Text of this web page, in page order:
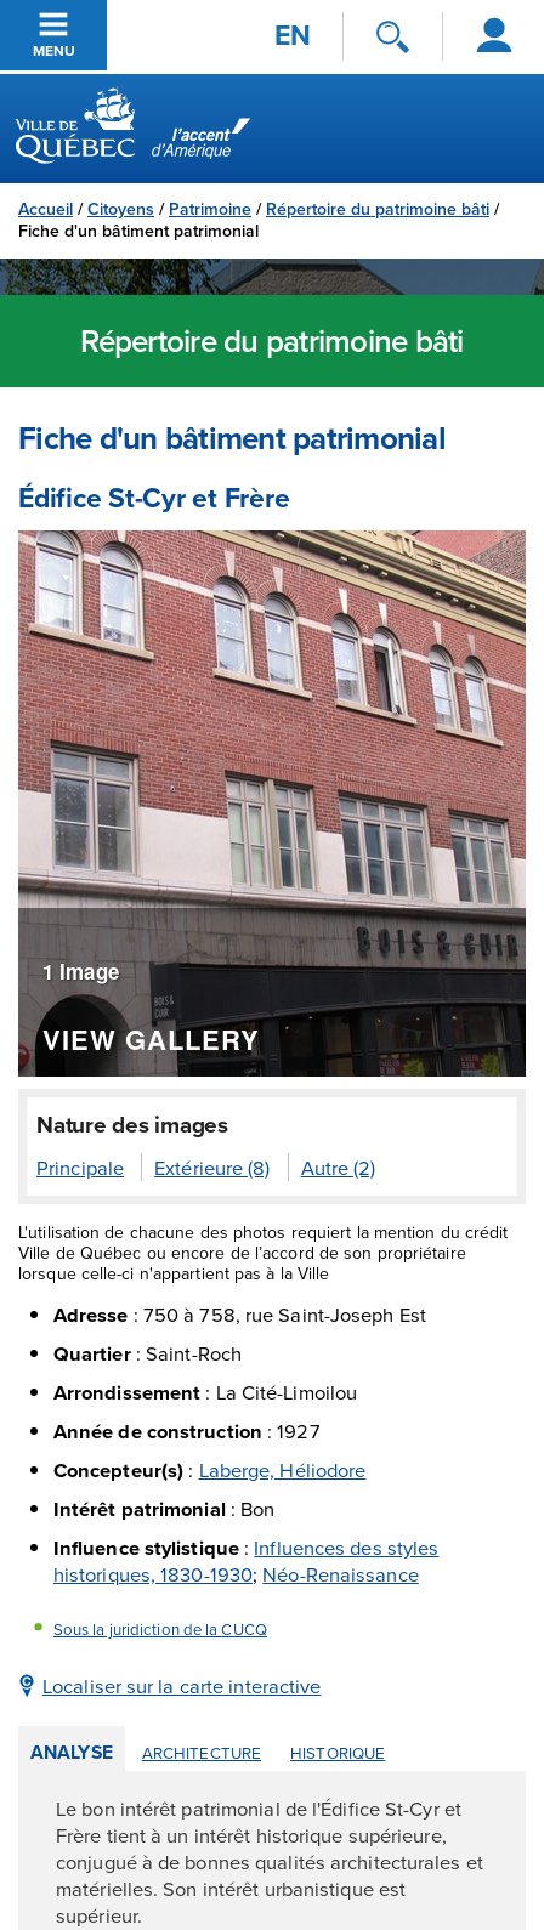
Passer au contenu principal
MENU EN
Se
connecter
Ville de Québec
Accueil /Citoyens / Patrimoine / Répertoire du patrimoine bâti /
Fiche d'un bâtiment patrimonial
Répertoire du patrimoine bâti
Fiche d'un bâtiment patrimonial
Édifice St-Cyr et Frère
1 Image
VIEW GALLERY
Nature des images
Principale Extérieure (8) Autre (2)
L'utilisation de chacune des photos requiert la mention du crédit
Ville de Québec ou encore de l’accord de son propriétaire
lorsque celle-ci n'appartient pas à la Ville
Adresse : 750 à 758, rue Saint-Joseph Est
Quartier: Saint-Roch
Arrondissement : La Cité-Limoilou
Année de construction :1927
Concepteur(s) : Laberge, Héliodore
Intérêt patrimonial: Bon
Influence stylistique: Influences des styles
historiques, 1830-1930; Néo-Renaissance
Sous la juridiction de la CUCQ
Localiser sur la carte interactive
ANALYSE ARCHITECTURE HISTORIQUE
Le bon intérêt patrimonial de l'Édifice St-Cyr et
Frère tient à un intérêt historique supérieure,
conjugué à de bonnes qualités architecturales et
matérielles. Son intérêt urbanistique est
supérieur.